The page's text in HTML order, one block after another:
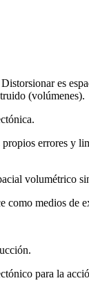
es
(volúmenes).
errores y
volumétrico
como medios de
para la